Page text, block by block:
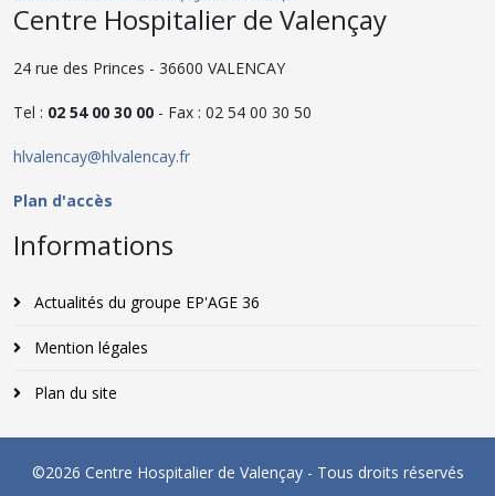
Centre Hospitalier de Valençay
24 rue des Princes - 36600 VALENCAY
Tel : 02 54 00 30 00 - Fax : 02 54 00 30 50
hlvalencay@hlvalencay.fr
Plan d'accès
Informations
Actualités du groupe EP'AGE 36
Mention légales
Plan du site
©2026 Centre Hospitalier de Valençay - Tous droits réservés